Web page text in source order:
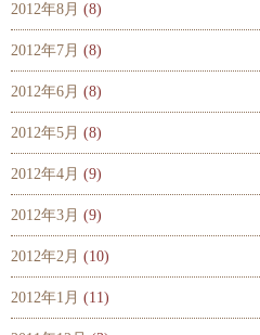
2012年8月 (8)
2012年7月 (8)
2012年6月 (8)
2012年5月 (8)
2012年4月 (9)
2012年3月 (9)
2012年2月 (10)
2012年1月 (11)